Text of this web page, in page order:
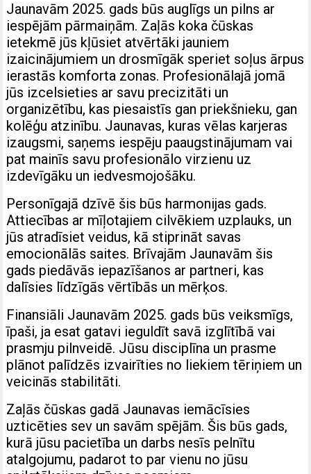
Jaunavām 2025. gads būs auglīgs un pilns ar
iespējām pārmaiņām. Zaļās koka čūskas
ietekmē jūs kļūsiet atvērtāki jauniem
izaicinājumiem un drosmīgāk speriet soļus ārpus
ierastās komforta zonas. Profesionālajā jomā
jūs izcelsieties ar savu precizitāti un
organizētību, kas piesaistīs gan priekšnieku, gan
kolēģu atzinību. Jaunavas, kuras vēlas karjeras
izaugsmi, saņems iespēju paaugstinājumam vai
pat mainīs savu profesionālo virzienu uz
izdevīgāku un iedvesmojošāku.
Personīgajā dzīvē šis būs harmonijas gads.
Attiecības ar mīļotajiem cilvēkiem uzplauks, un
jūs atradīsiet veidus, kā stiprināt savas
emocionālās saites. Brīvajām Jaunavām šis
gads piedāvās iepazīšanos ar partneri, kas
dalīsies līdzīgās vērtībās un mērķos.
Finansiāli Jaunavām 2025. gads būs veiksmīgs,
īpaši, ja esat gatavi ieguldīt savā izglītībā vai
prasmju pilnveidē. Jūsu disciplīna un prasme
plānot palīdzēs izvairīties no liekiem tēriņiem un
veicinās stabilitāti.
Zaļās čūskas gadā Jaunavas iemācīsies
uzticēties sev un savām spējām. Šis būs gads,
kurā jūsu pacietība un darbs nesīs pelnītu
atalgojumu, padarot to par vienu no jūsu